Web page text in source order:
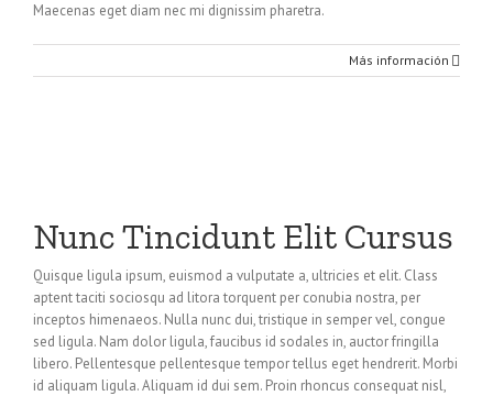
Maecenas eget diam nec mi dignissim pharetra.
Más información
Nunc Tincidunt Elit Cursus
Quisque ligula ipsum, euismod a vulputate a, ultricies et elit. Class
aptent taciti sociosqu ad litora torquent per conubia nostra, per
inceptos himenaeos. Nulla nunc dui, tristique in semper vel, congue
sed ligula. Nam dolor ligula, faucibus id sodales in, auctor fringilla
libero. Pellentesque pellentesque tempor tellus eget hendrerit. Morbi
id aliquam ligula. Aliquam id dui sem. Proin rhoncus consequat nisl,